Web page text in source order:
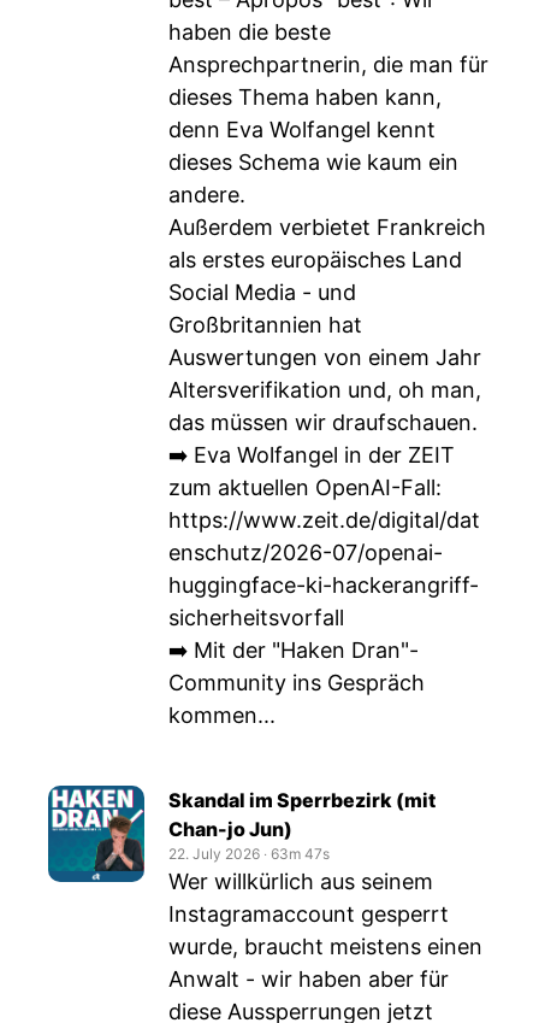
haben die beste
Ansprechpartnerin, die man für
dieses Thema haben kann,
denn Eva Wolfangel kennt
dieses Schema wie kaum ein
andere.
Außerdem verbietet Frankreich
als erstes europäisches Land
Social Media - und
Großbritannien hat
Auswertungen von einem Jahr
Altersverifikation und, oh man,
das müssen wir draufschauen.
➡️ Eva Wolfangel in der ZEIT
zum aktuellen OpenAI-Fall:
https://www.zeit.de/digital/dat
enschutz/2026-07/openai-
huggingface-ki-hackerangriff-
sicherheitsvorfall
➡️ Mit der "Haken Dran"-
Community ins Gespräch
kommen...
Skandal im Sperrbezirk (mit
Chan-jo Jun)
22. July 2026 ‧ 63m 47s
Wer willkürlich aus seinem
Instagramaccount gesperrt
wurde, braucht meistens einen
Anwalt - wir haben aber für
diese Aussperrungen jetzt